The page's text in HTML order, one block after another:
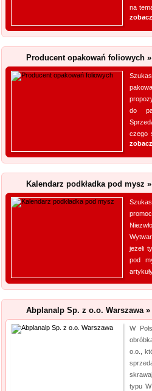
na
Producent opakowań foliowych »
do
czego
Kalendarz podkładka pod mysz »
jeżeli
pod
Abplanalp Sp. z o.o. Warszawa »
W
o.o.,
typu